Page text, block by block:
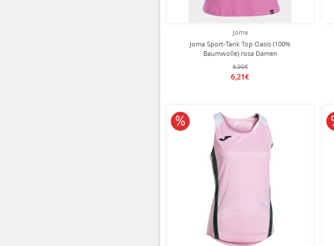
Joma
Joma Sport-Tank Top Oasis (100%
Baumwolle) rosa Damen
6,90€
6,21€
10% reduziert